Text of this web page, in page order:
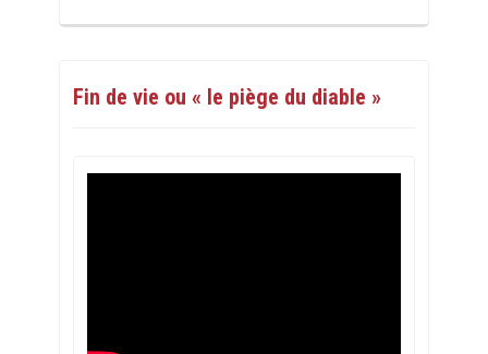
Fin de vie ou « le piège du diable »